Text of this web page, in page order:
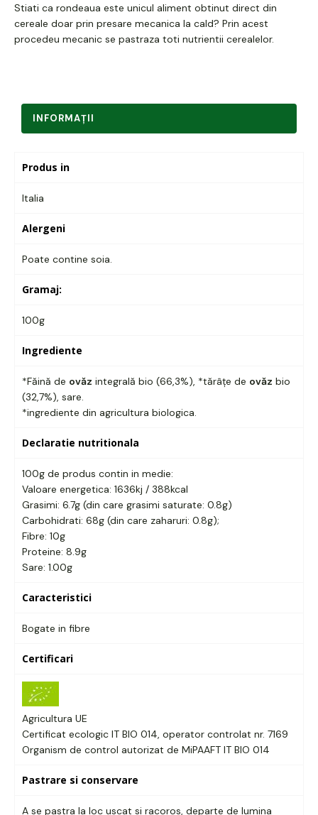
Stiati ca rondeaua este unicul aliment obtinut direct din
cereale doar prin presare mecanica la cald? Prin acest
procedeu mecanic se pastraza toti nutrientii cerealelor.
INFORMAŢII
Produs in
Italia
Alergeni
Poate contine soia.
Gramaj:
100g
Ingrediente
*Făină de ovăz integrală bio (66,3%), *tărâțe de ovăz bio
(32,7%), sare.
*ingrediente din agricultura biologica.
Declaratie nutritionala
100g de produs contin in medie:
Valoare energetica: 1636kj / 388kcal
Grasimi: 6.7g (din care grasimi saturate: 0.8g)
Carbohidrati: 68g (din care zaharuri: 0.8g);
Fibre: 10g
Proteine: 8.9g
Sare: 1.00g
Caracteristici
Bogate in fibre
Certificari
Agricultura UE
Certificat ecologic IT BIO 014, operator controlat nr. 7169
Organism de control autorizat de MiPAAFT IT BIO 014
Pastrare si conservare
A se pastra la loc uscat si racoros, departe de lumina